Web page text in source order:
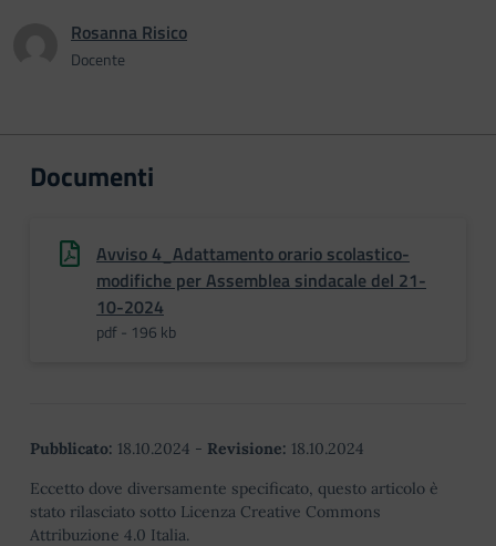
Rosanna Risico
Docente
Documenti
Avviso 4_Adattamento orario scolastico-
modifiche per Assemblea sindacale del 21-
10-2024
pdf - 196 kb
Pubblicato: 18.10.2024 - Revisione: 18.10.2024
Eccetto dove diversamente specificato, questo articolo è
stato rilasciato sotto Licenza Creative Commons
Attribuzione 4.0 Italia.